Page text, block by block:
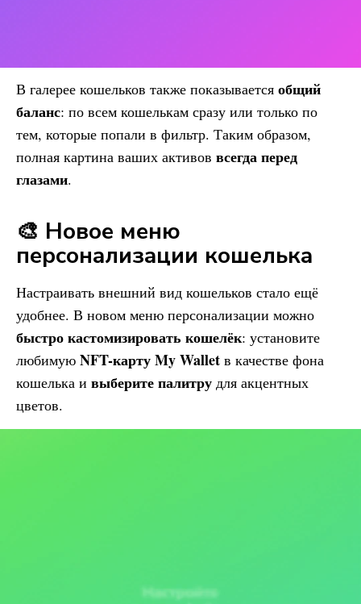
В галерее кошельков также показывается общий
баланс: по всем кошелькам сразу или только по
тем, которые попали в фильтр. Таким образом,
полная картина ваших активов всегда перед
глазами.
🎨 Новое меню
персонализации кошелька
Настраивать внешний вид кошельков стало ещё
удобнее. В новом меню персонализации можно
быстро кастомизировать кошелёк: установите
любимую NFT-картуMy Wallet в качестве фона
кошелька и выберите палитру для акцентных
цветов.